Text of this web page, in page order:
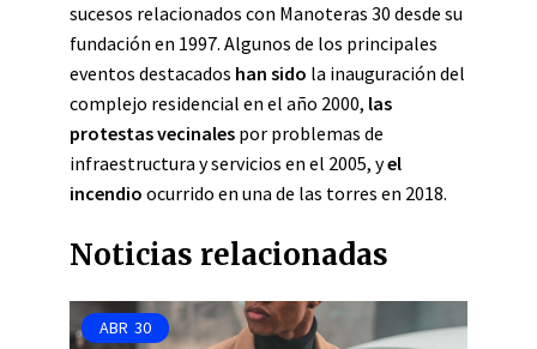
sucesos relacionados con Manoteras 30 desde su
fundación en 1997. Algunos de los principales
eventos destacados han sido la inauguración del
complejo residencial en el año 2000, las
protestas vecinales por problemas de
infraestructura y servicios en el 2005, yel
incendio ocurrido en una de las torres en 2018.
Noticias relacionadas
ABR 30